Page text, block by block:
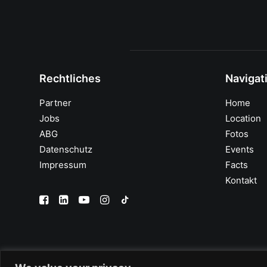
Rechtliches
Partner
Jobs
ABG
Datenschutz
Impressum
Home
Location
Fotos
Events
Facts
Kontakt